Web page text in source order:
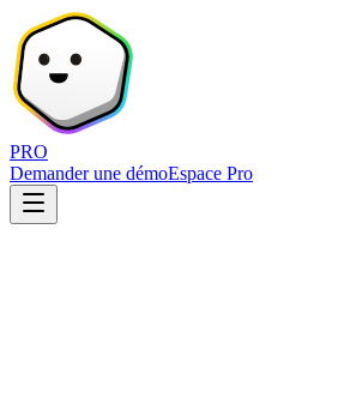
PRO
Demander une démoEspace Pro